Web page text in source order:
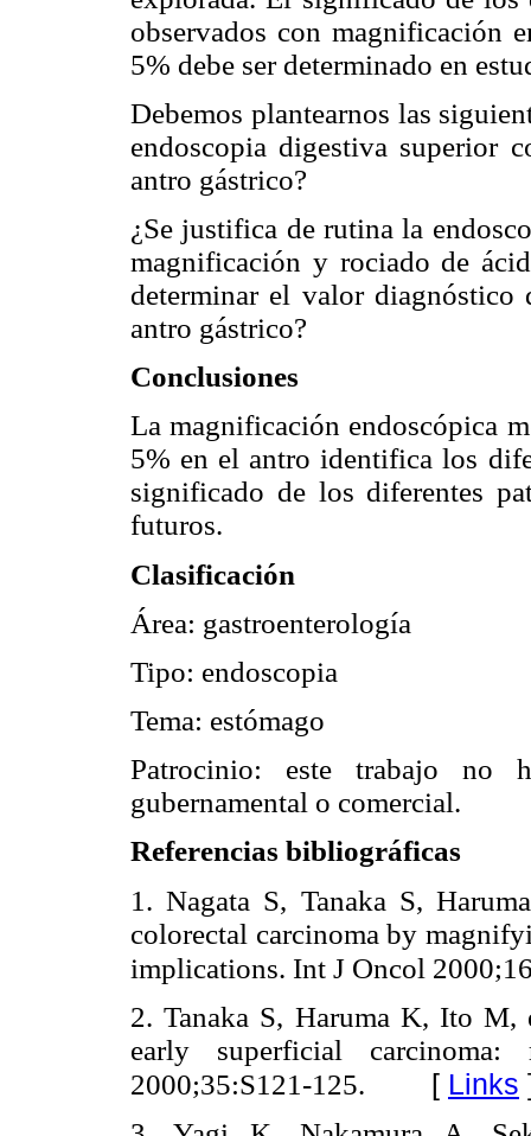
observados con magnificación
5% debe ser determinado en
Debemos plantearnos las
endoscopia digestiva superior
antro gástrico?
¿Se justifica de rutina la
magnificación y rociado de
determinar el valor diagnóstico
antro gástrico?
Conclusiones
La magnificación endoscópica
5% en el antro identifica los
significado de los diferentes
futuros.
Clasificación
Área: gastroenterología
Tipo: endoscopia
Tema: estómago
Patrocinio: este trabajo no
gubernamental o comercial.
Referencias bibliográficas
1. Nagata S, Tanaka S,
colorectal carcinoma by
implications. Int J Oncol
2. Tanaka S, Haruma K, Ito
early superficial carcinoma:
2000;35:S121-125. [ Links